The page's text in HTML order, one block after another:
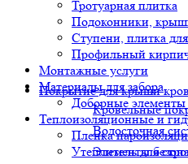
Тротуарная плитка
Подоконники,
Ступени, плитка
Профильный
Монтажные услуги
Материалы для забора
Доборные элементы
Теплоизоляционные и
Пленка
Утеплитель для
Покрытие для крыши
Кровельные
Водосточная
Элементы